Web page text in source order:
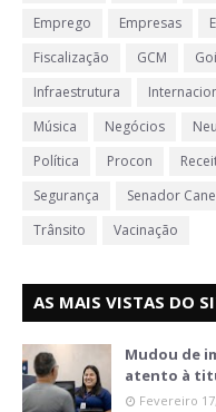
Emprego
Empresas
Fiscalização
GCM
Infraestrutura
Música
Negócios
Política
Procon
Segurança
Senador
Trânsito
Vacinação
AS MAIS VISTAS DO
Mudou de
atento à
Fevereiro